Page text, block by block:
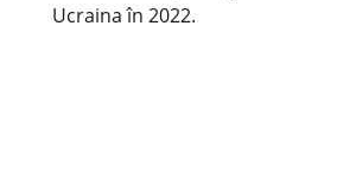
Ucraina în 2022.